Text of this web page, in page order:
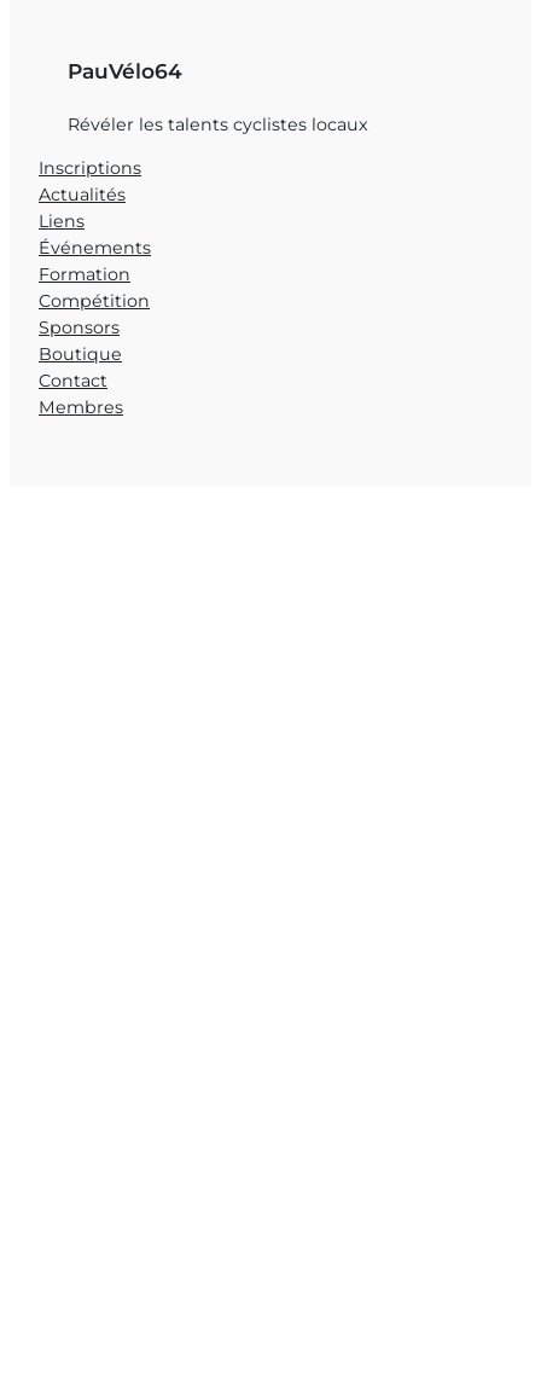
PauVélo64
Révéler les talents cyclistes locaux
Inscriptions
Actualités
Liens
Événements
Formation
Compétition
Sponsors
Boutique
Contact
Membres